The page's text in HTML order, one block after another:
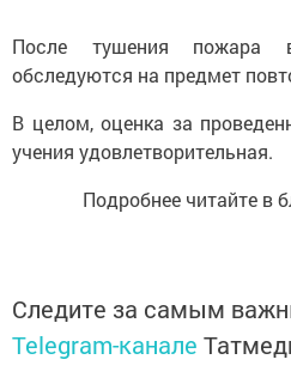
После тушения пожара
обследуются на предмет
В целом, оценка за
учения удовлетворительная.
Подробнее читайте в
Следите за самым
Telegram-канале